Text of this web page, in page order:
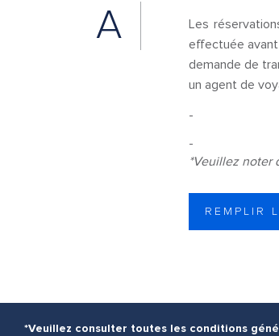
A
Les
effectuée
demande de
un agent de
-
-
*Veuillez noter
REMPLIR
*Veuillez consulter toutes les conditions